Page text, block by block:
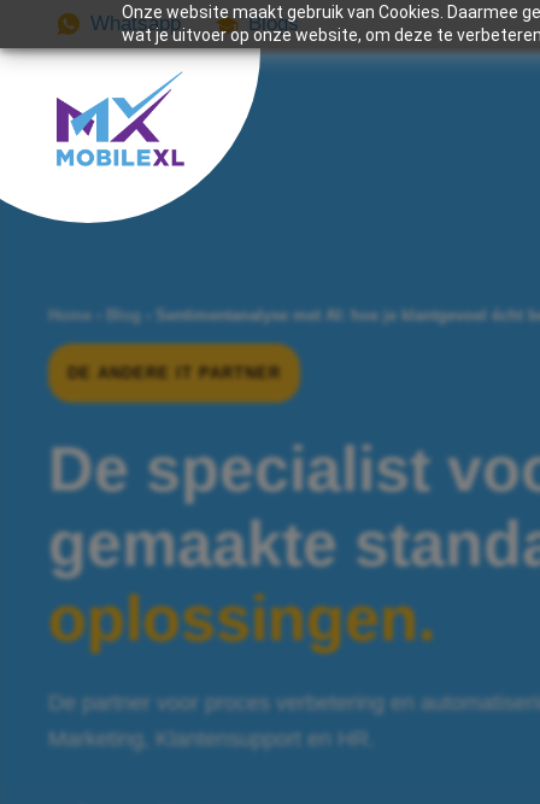
Onze website maakt gebruik van Cookies. Daarmee
wat je uitvoer op onze website, om deze te
Whatsapp Blogs
Home Blog Sentimentanalyse met AI: hoe je klantgevoel écht
DE ANDERE IT PARTNER
De specialist
gemaakte
oplossingen.
De partner voor proces verbetering en
Marketing, Klantensupport en HR.